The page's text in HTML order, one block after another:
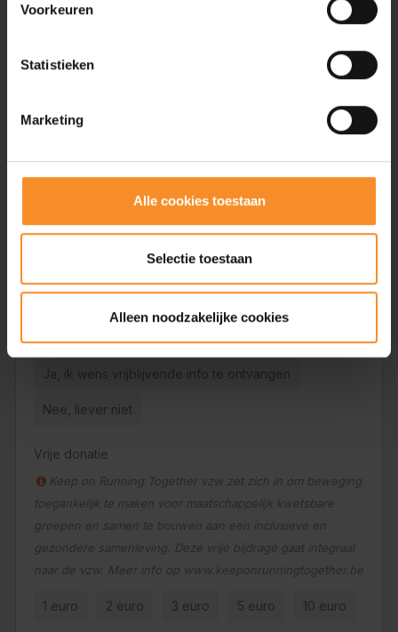
Voorkeuren
Statistieken
Marketing
Alle cookies toestaan
Selectie toestaan
Alleen noodzakelijke cookies
5k
10k
T-shirt event
Ja Neen
Keep on Running Coaching
inspanningstesten, persoonlijke coaching of persoonlijke
schema's. Wil jij vrijblijvende informatie ontvangen hoe dit
er concreet uitziet?
Ja, ik wens vrijblijvende info te ontvangen
Nee, liever niet
Vrije donatie
Keep on Running Together vzw zet zich in om beweging
toegankelijk te maken voor maatschappelijk kwetsbare
groepen en samen te bouwen aan een inclusieve en
gezondere samenleving. Deze vrije bijdrage gaat integraal
naar de vzw. Meer info op www.keeponrunningtogether.be
1 euro 2 euro 3 euro 5 euro 10 euro